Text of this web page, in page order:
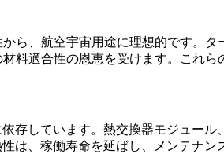
ら、航空宇宙用途に理想的です。 タ
料適合性の恩恵を受けます。これ
存しています。 熱交換器モジュール
は、稼働寿命を延ばし、メンテナン